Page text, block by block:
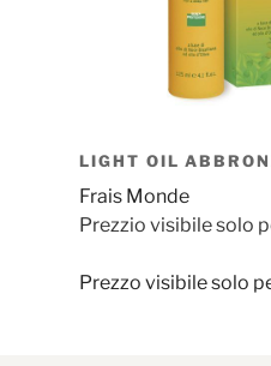
LIGHT OIL
Frais Monde
Prezzio visibile solo
Prezzo visibile solo